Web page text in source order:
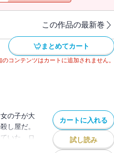
この作品の最新巻
まとめてカート
コンテンツはカートに追加されません。
の子が大
し屋だ。
いた、ロ
る建物の
カートに入れる
試し読み